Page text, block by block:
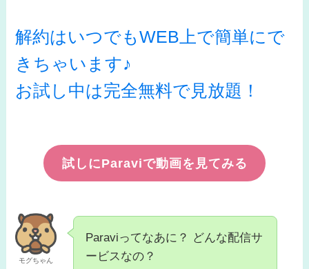
解約はいつでもWEB上で簡単にで
きちゃいます♪
お試し中は完全無料で見放題！
試しにParaviで動画を見てみる
モグちゃん
Paraviってなあに？ どんな配信サ
ービスなの？